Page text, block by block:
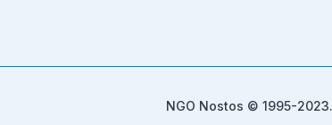
NGO Nostos © 1995-